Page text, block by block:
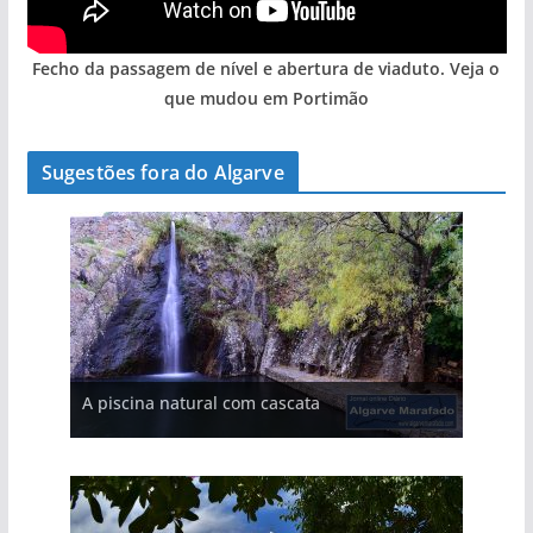
Fecho da passagem de nível e abertura de viaduto. Veja o
que mudou em Portimão
Sugestões fora do Algarve
A aldeia mais portuguesa de Portugal (com
vídeo)
A piscina natural com cascata
As portas do rio Tejo (com vídeo)